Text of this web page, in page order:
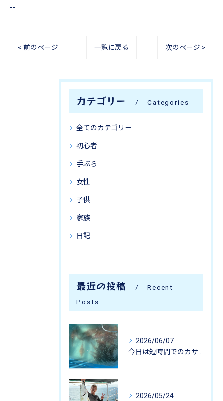
--
< 前のページ 一覧に戻る 次のページ >
カテゴリー Categories
全てのカテゴリー
初心者
手ぶら
女性
子供
家族
日記
最近の投稿
Recent
Posts
2026/06/07
2026/05/24